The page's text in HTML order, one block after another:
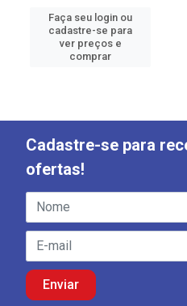
Faça seu login ou
cadastre-se para
ver preços e
comprar
Cadastre-se para
ofertas!